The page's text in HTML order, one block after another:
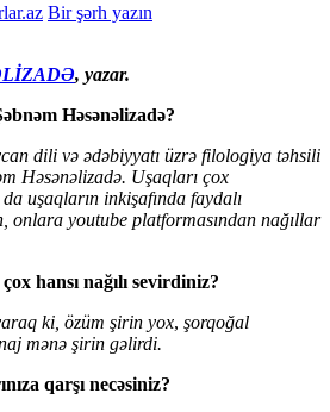
Bir şərh yazın
, yazar.
Həsənəlizadə?
dili və ədəbiyyatı üzrə filologiya təhsili
Həsənəlizadə. Uşaqları çox
uşaqların inkişafında faydalı
onlara youtube platformasından nağıllar
hansı nağılı sevirdiniz?
ki, özüm şirin yox, şorqoğal
mənə şirin gəlirdi.
qarşı necəsiniz?